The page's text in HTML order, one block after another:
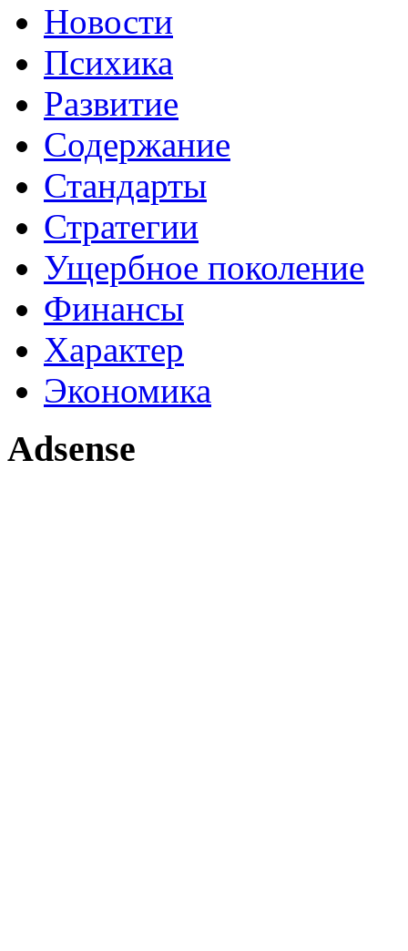
Новости
Психика
Развитие
Содержание
Стандарты
Стратегии
Ущербное поколение
Финансы
Характер
Экономика
Adsense